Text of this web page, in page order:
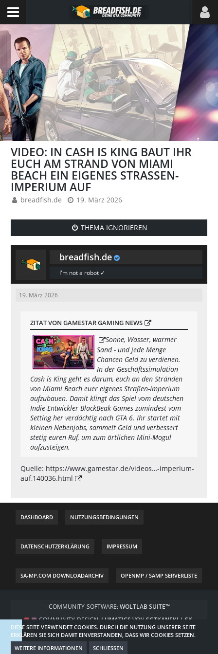
VIDEO: IN CASH IS KING BAUT IHR
EUCH AM STRAND VON MIAMI
BEACH EIN EIGENES STRASSEN-I
MPERIUM AUF
breadfish.de 19. März 2026
THEMA IGNORIEREN
breadfish.de
I'm not a robot ✓
19. März 2026
ZITAT VON GAMESTAR GAMING NEWS
Sonne, Wasser, warmer
Sand - und jede Menge
Chancen Geld zu verdienen.
In der Geschäftssimulation
Cash is King geht es darum, euch an den Stränden
von Miami Beach euer eigenes Straßen-Imperium
aufzubauen. Damit klingt das Spiel vom deutschen
Indie-Entwickler BlackBeak Games zumindest vom
Setting her verdächtig nach GTA 6. Ihr startet mit
kleinen Nebenjobs, sammelt Geld und verbessert
stetig euren Ruf, um zum örtlichen Mini-Mogul
aufzusteigen.
Quelle: https://www.gamestar.de/videos…-imperium-
auf,140036.html
DASHBOARD NUTZUNGSBEDINGUNGEN
DATENSCHUTZERKLÄRUNG IMPRESSUM
SA-MP.COM DOWNLOADARCHIV OPENMP / SAMP SERVERLISTE
COMMUNITY-SOFTWARE:WOLTLAB SUITE™
COMMUNITY-DESIGN: LUMATICS VON SGTKANEKI | SK-
DESIGNZ.DE
DIESE SEITE VERWENDET COOKIES. DURCH DIE NUTZUNG UNSERER SEITE
ERKLÄREN SIE SICH DAMIT EINVERSTANDEN, DASS WIR COOKIES SETZEN.
WEITERE INFORMATIONEN
SCHLIESSEN